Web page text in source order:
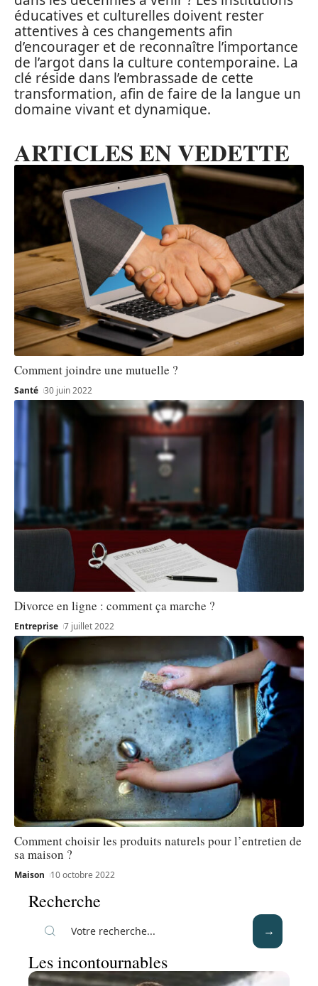
éducatives et culturelles doivent rester
attentives à ces changements afin
d’encourager et de reconnaître l’importance
de l’argot dans la culture contemporaine. La
clé réside dans l’embrassade de cette
transformation, afin de faire de la langue un
domaine vivant et dynamique.
ARTICLES EN VEDETTE
Comment joindre une mutuelle ?
Santé 30 juin 2022
Divorce en ligne : comment ça marche ?
Entreprise 7 juillet 2022
Comment choisir les produits naturels pour l’entretien de
sa maison ?
Maison 10 octobre 2022
Recherche
Les incontournables